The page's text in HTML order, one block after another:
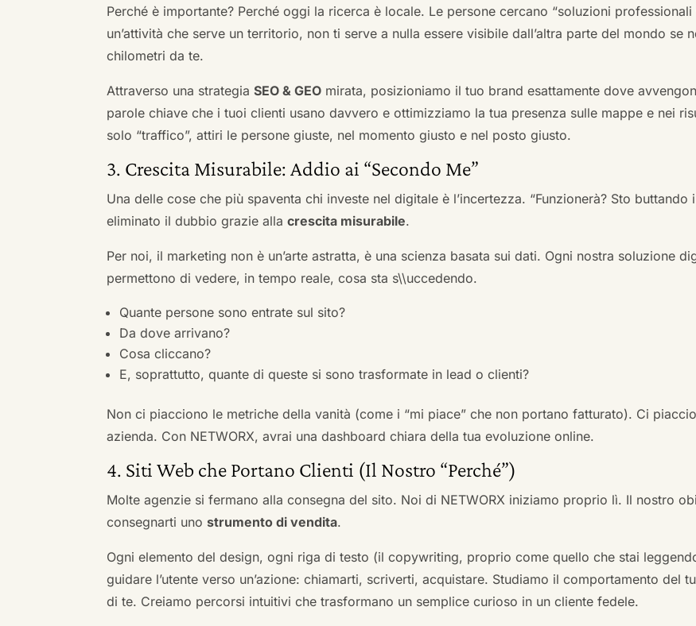
Perché è importante? Perché oggi la ricerca è locale. Le persone cercano “soluzioni
un’attività che serve un territorio, non ti serve a nulla essere visibile dall’altra parte del mondo se
chilometri da te.
Attraverso una strategiaSEO & GEO mirata, posizioniamo il tuo brand esattamente dove
parole chiave che i tuoi clienti usano davvero e ottimizziamo la tua presenza sulle mappe e nei
solo “traffico”, attiri le persone giuste, nel momento giusto e nel posto giusto.
3. Crescita Misurabile: Addio ai “Secondo Me”
Una delle cose che più spaventa chi investe nel digitale è l’incertezza. “Funzionerà? Sto buttando
eliminato il dubbio grazie allacrescita misurabile.
Per noi, il marketing non è un’arte astratta, è una scienza basata sui dati. Ogni nostra soluzione
permettono di vedere, in tempo reale, cosa sta s\\uccedendo.
Quante persone sono entrate sul sito?
Da dove arrivano?
Cosa cliccano?
E, soprattutto, quante di queste si sono trasformate in lead o clienti?
Non ci piacciono le metriche della vanità (come i “mi piace” che non portano fatturato). Ci
azienda. Con NETWORX, avrai una dashboard chiara della tua evoluzione online.
4. Siti Web che Portano Clienti (Il Nostro “Perché”)
Molte agenzie si fermano alla consegna del sito. Noi di NETWORX iniziamo proprio lì. Il nostro
consegnarti unostrumento di vendita.
Ogni elemento del design, ogni riga di testo (il copywriting, proprio come quello che stai
guidare l’utente verso un’azione: chiamarti, scriverti, acquistare. Studiamo il comportamento del
di te. Creiamo percorsi intuitivi che trasformano un semplice curioso in un cliente fedele.